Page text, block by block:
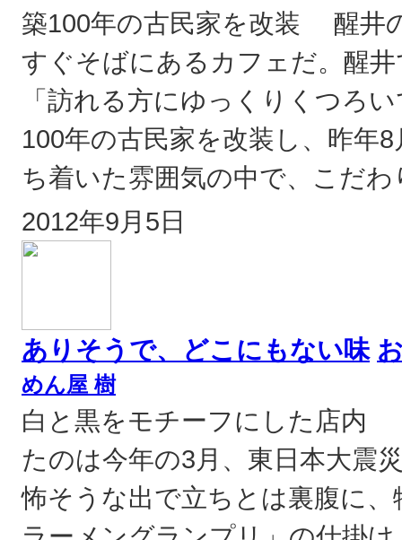
築100年の古民家を改装 醒井
すぐそばにあるカフェだ。醒
「訪れる方にゆっくりくつろ
100年の古民家を改装し、昨年
ち着いた雰囲気の中で、こだ
2012年9月5日
ありそうで、どこにもない味
めん屋 樹
白と黒をモチーフにした店内
たのは今年の3月、東日本大震
怖そうな出で立ちとは裏腹に